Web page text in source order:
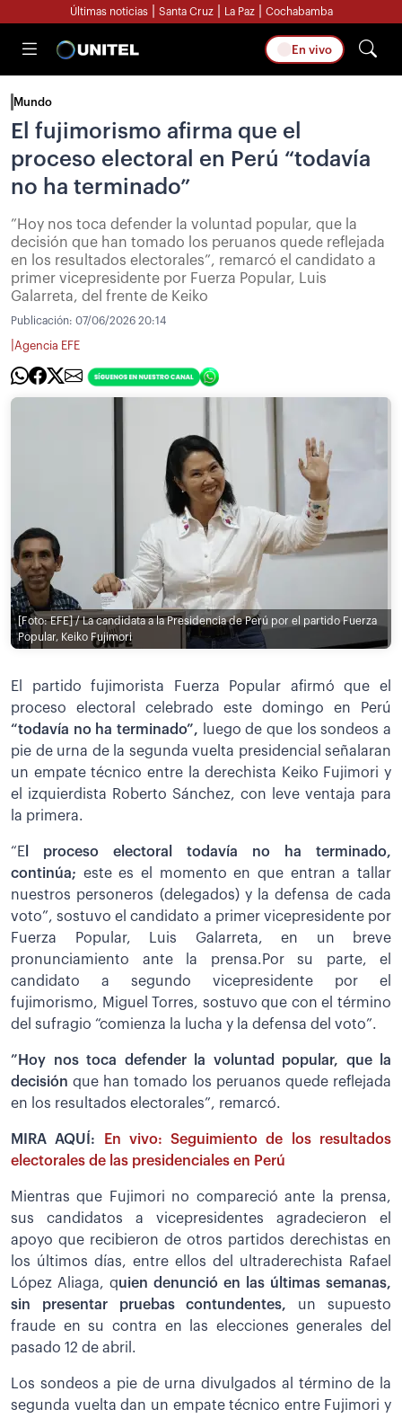
Últimas noticias Santa Cruz La Paz Cochabamba
En vivo
Mundo
El fujimorismo afirma que el
proceso electoral en Perú “todavía
no ha terminado”
”Hoy nos toca defender la voluntad popular, que la
decisión que han tomado los peruanos quede reflejada
en los resultados electorales”, remarcó el candidato a
primer vicepresidente por Fuerza Popular, Luis
Galarreta, del frente de Keiko
Publicación: 07/06/2026 20:14
Agencia EFE
[Foto: EFE] / La candidata a la Presidencia de Perú por el partido Fuerza
Popular, Keiko Fujimori
El partido fujimorista Fuerza Popular afirmó que el
proceso electoral celebrado este domingo en Perú
“todavía no ha terminado”,
luego de que los sondeos a
pie de urna de la segunda vuelta presidencial señalaran
un empate técnico entre la derechista Keiko Fujimori y
el izquierdista Roberto Sánchez, con leve ventaja para
la primera.
“E l proceso electoral todavía no ha terminado,
continúa; este es el momento en que entran a tallar
nuestros personeros (delegados) y la defensa de cada
voto”, sostuvo el candidato a primer vicepresidente por
Fuerza Popular, Luis Galarreta, en un breve
pronunciamiento ante la prensa.Por su parte, el
candidato a segundo vicepresidente por el
fujimorismo, Miguel Torres, sostuvo que con el término
del sufragio “comienza la lucha y la defensa del voto”.
”Hoy nos toca defender la voluntad popular, que la
decisión que han tomado los peruanos quede reflejada
en los resultados electorales”, remarcó.
MIRA AQUÍ:
En vivo: Seguimiento de los resultados
electorales de las presidenciales en Perú
Mientras que Fujimori no compareció ante la prensa,
sus candidatos a vicepresidentes agradecieron el
apoyo que recibieron de otros partidos derechistas en
los últimos días, entre ellos del ultraderechista Rafael
López Aliaga, quien denunció en las últimas semanas,
sin presentar pruebas contundentes, un supuesto
fraude en su contra en las elecciones generales del
pasado 12 de abril.
Los sondeos a pie de urna divulgados al término de la
segunda vuelta dan un empate técnico entre Fujimori y